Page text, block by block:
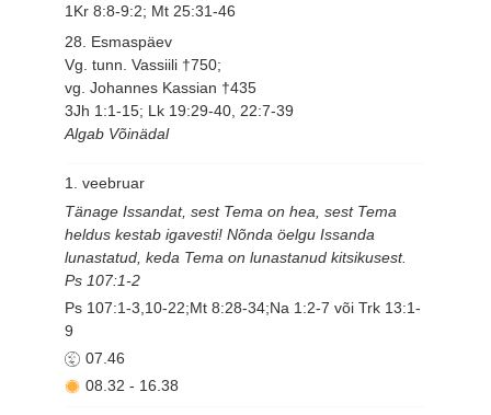
1Kr 8:8-9:2; Mt 25:31-46
28. Esmaspäev
Vg. tunn. Vassiili †750;
vg. Johannes Kassian †435
3Jh 1:1-15; Lk 19:29-40, 22:7-39
Algab Võinädal
1. veebruar
Tänage Issandat, sest Tema on hea, sest Tema
heldus kestab igavesti! Nõnda öelgu Issanda
lunastatud, keda Tema on lunastanud kitsikusest.
Ps 107:1-2
Ps 107:1-3,10-22;Mt 8:28-34;Na 1:2-7 või Trk 13:1-
9
07.46
08.32 - 16.38